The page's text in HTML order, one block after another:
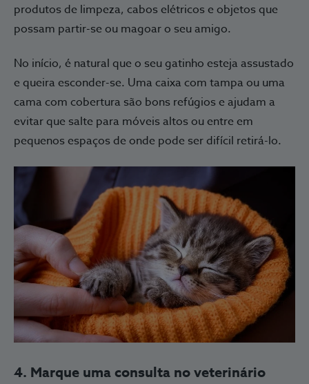
produtos de limpeza, cabos elétricos e objetos que
possam partir-se ou magoar o seu amigo.
No início, é natural que o seu gatinho esteja assustado
e queira esconder-se. Uma caixa com tampa ou uma
cama com cobertura são bons refúgios e ajudam a
evitar que salte para móveis altos ou entre em
pequenos espaços de onde pode ser difícil retirá-lo.
4. Marque uma consulta no veterinário